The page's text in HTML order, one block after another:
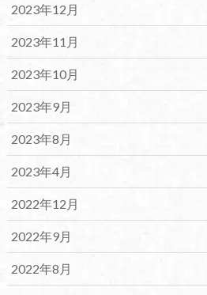
2023年12月
2023年11月
2023年10月
2023年9月
2023年8月
2023年4月
2022年12月
2022年9月
2022年8月